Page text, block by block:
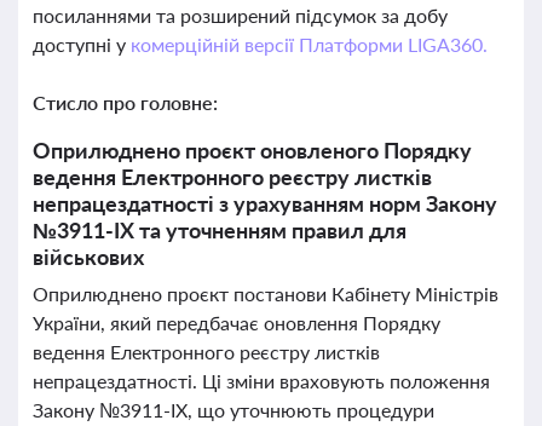
посиланнями та розширений підсумок за добу
доступні у комерційній версії Платформи LIGA360.
Стисло про головне:
Оприлюднено проєкт оновленого Порядку
ведення Електронного реєстру листків
непрацездатності з урахуванням норм Закону
№3911-IX та уточненням правил для
військових
Оприлюднено проєкт постанови Кабінету Міністрів
України, який передбачає оновлення Порядку
ведення Електронного реєстру листків
непрацездатності. Ці зміни враховують положення
Закону №3911-IX, що уточнюють процедури